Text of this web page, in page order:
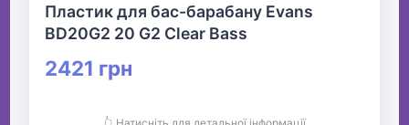
Пластик для бас-барабану Evans
BD20G2 20 G2 Clear Bass
2421 грн